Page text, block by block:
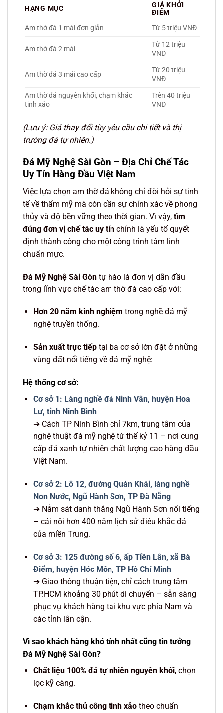
HẠNG MỤC
GIÁ KHỞI
ĐIỂM
Am thờ đá 1 mái đơn giản
Từ 5 triệu VNĐ
Am thờ đá 2 mái
Từ 12 triệu
VNĐ
Am thờ đá 3 mái cao cấp
Từ 20 triệu
VNĐ
Am thờ đá nguyên khối, chạm khắc
tinh xảo
Trên 40 triệu
VNĐ
(Lưu ý: Giá thay đổi tùy yêu cầu chi tiết và thị
trường đá tự nhiên.)
Đá Mỹ Nghệ Sài Gòn – Địa Chỉ Chế Tác
Uy Tín Hàng Đầu Việt Nam
Việc lựa chọn am thờ đá không chỉ đòi hỏi sự tinh
tế về thẩm mỹ mà còn cần sự chính xác về phong
thủy và độ bền vững theo thời gian. Vì vậy, tìm
đúng đơn vị chế tác uy tín chính là yếu tố quyết
định thành công cho một công trình tâm linh
chuẩn mực.
Đá Mỹ Nghệ Sài Gòn tự hào là đơn vị dẫn đầu
trong lĩnh vực chế tác am thờ đá cao cấp với:
Hơn 20 năm kinh nghiệm trong nghề đá mỹ
nghệ truyền thống.
Sản xuất trực tiếptại ba cơ sở lớn đặt ở những
vùng đất nổi tiếng về đá mỹ nghệ:
Hệ thống cơ sở:
Cơ sở 1: Làng nghề đá Ninh Vân, huyện Hoa
Lư, tỉnh Ninh Bình
➔ Cách TP Ninh Bình chỉ 7km, trung tâm của
nghệ thuật đá mỹ nghệ từ thế kỷ 11 – nơi cung
cấp đá xanh tự nhiên chất lượng cao hàng đầu
Việt Nam.
Cơ sở 2: Lô 12, đường Quán Khái, làng nghề
Non Nước, Ngũ Hành Sơn, TP Đà Nẵng
➔ Nằm sát danh thắng Ngũ Hành Sơn nổi tiếng
– cái nôi hơn 400 năm lịch sử điêu khắc đá
của miền Trung.
Cơ sở 3: 125 đường số 6, ấp Tiền Lân, xã Bà
Điểm, huyện Hóc Môn, TP Hồ Chí Minh
➔ Giao thông thuận tiện, chỉ cách trung tâm
TP.HCM khoảng 30 phút di chuyển – sẵn sàng
phục vụ khách hàng tại khu vực phía Nam và
các tỉnh lân cận.
Vì sao khách hàng khó tính nhất cũng tin tưởng
Đá Mỹ Nghệ Sài Gòn?
Chất liệu 100% đá tự nhiên nguyên khối, chọn
lọc kỹ càng.
Chạm khắc thủ công tinh xảotheo chuẩn